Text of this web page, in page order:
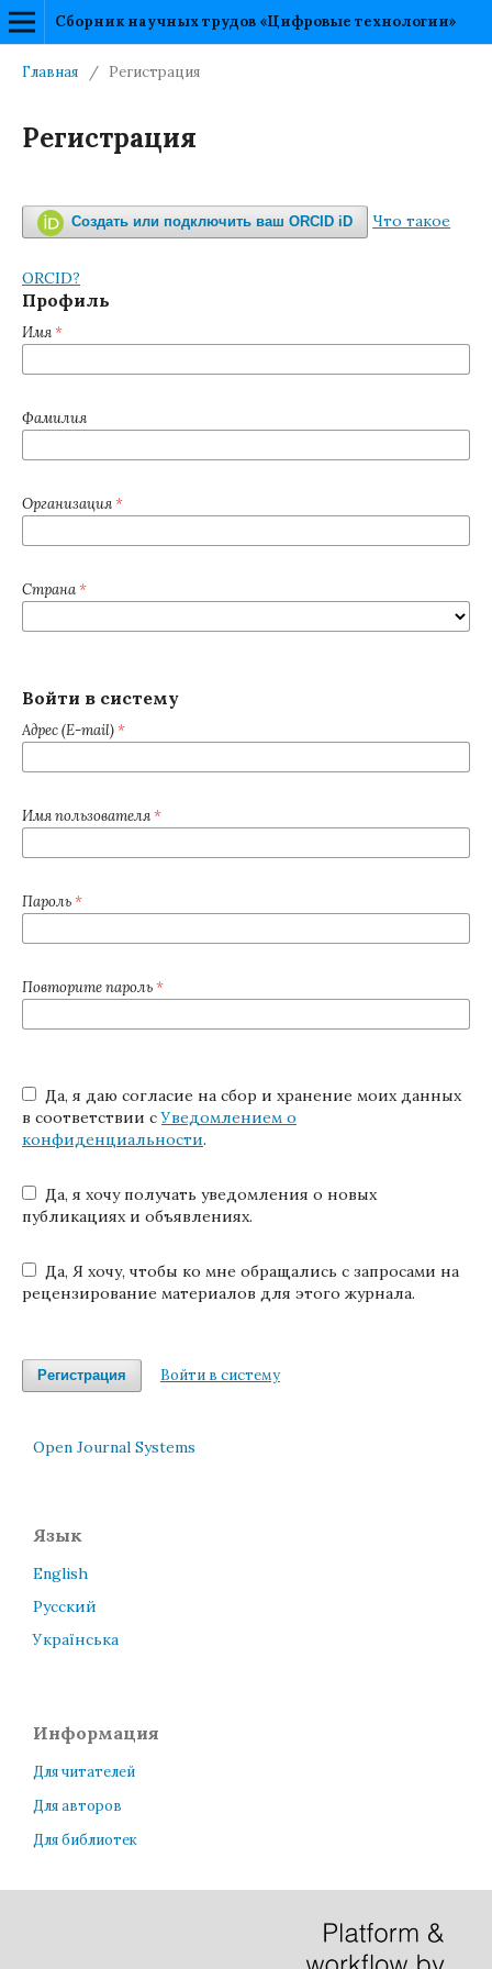
Сборник научных трудов «Цифровые технологии»
Главная / Регистрация
Регистрация
Создать или подключить ваш ORCID iD Что такое
ORCID?
Профиль
Имя*
Фамилия
Организация*
Страна*
Войти в систему
Адрес (E-mail)*
Имя пользователя*
Пароль*
Повторите пароль*
в соответствии сУведомлением о
конфиденциальности.
публикациях и объявлениях.
рецензирование материалов для этого журнала.
Регистрация Войти в систему
Open Journal Systems
Язык
English
Русский
Українська
Информация
Для читателей
Для авторов
Для библиотек